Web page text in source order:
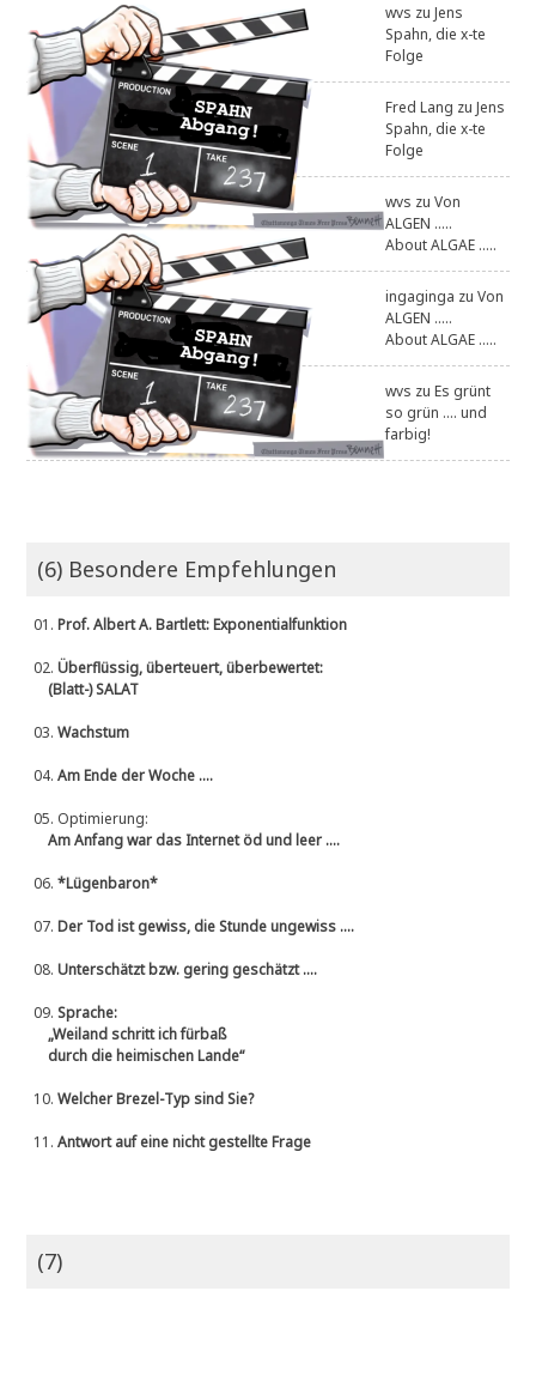
wvs zuJens
Spahn, die x-te
Folge
Fred Lang zuJens
Spahn, die x-te
Folge
wvs zuVon
ALGEN .....
About ALGAE .....
ingaginga zuVon
ALGEN .....
About ALGAE .....
wvs zuEs grünt
so grün .... und
farbig!
(6) Besondere Empfehlungen
01.Prof. Albert A. Bartlett: Exponentialfunktion
02.Überflüssig, überteuert, überbewertet:
(Blatt-) SALAT
03.Wachstum
04.Am Ende der Woche ....
05. Optimierung:
Am Anfang war das Internet öd und leer ....
06.*Lügenbaron*
07.Der Tod ist gewiss, die Stunde ungewiss ....
08.Unterschätzt bzw. gering geschätzt ....
09.Sprache:
„Weiland schritt ich fürbaß
durch die heimischen Lande“
10.Welcher Brezel-Typ sind Sie?
11.Antwort auf eine nicht gestellte Frage
(7)